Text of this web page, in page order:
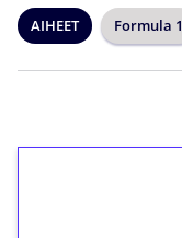
AIHEET Formula 1